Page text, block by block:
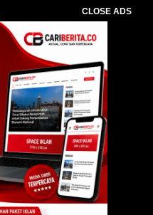
CLOSE ADS